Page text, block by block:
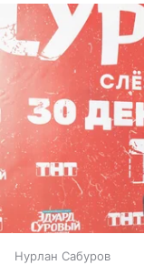
Нурлан Сабуров